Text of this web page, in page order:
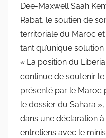
Dee-Maxwell Saah
Rabat, le soutien de
territoriale du Maroc
tant qu’unique
« La position du
continue de soutenir le
présenté par le
le dossier du Sahara
dans une déclaration à
entretiens avec le